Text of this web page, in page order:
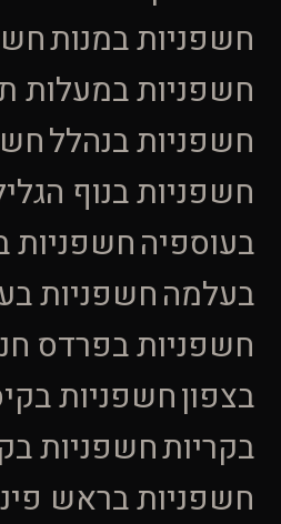
חשפניות במנות
חשפניות במעלות
חשפניות בנהלל
חשפניות בנוף
בעוספיהחשפניות
בעלמהחשפניות
חשפניות בפרדס
בצפוןחשפניות
בקריותחשפניות
חשפניות בראש